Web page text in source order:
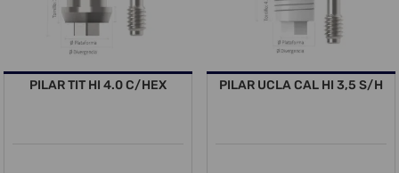
PILAR TIT HI 4.0 C/HEX PILAR UCLA CAL HI 3,5 S/H